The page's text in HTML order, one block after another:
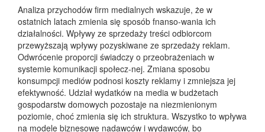
Analiza przychodów firm medialnych wskazuje, że w
ostatnich latach zmienia się sposób fnanso-wania ich
działalności. Wpływy ze sprzedaży treści odbiorcom
przewyższają wpływy pozyskiwane ze sprzedaży reklam.
Odwrócenie proporcji świadczy o przeobrażeniach w
systemie komunikacji społecz-nej. Zmiana sposobu
konsumpcji mediów podnosi koszty reklamy i zmniejsza jej
efektywność. Udział wydatków na media w budżetach
gospodarstw domowych pozostaje na niezmienionym
poziomie, choć zmienia się ich struktura. Wszystko to wpływa
na modele biznesowe nadawców i wydawców, bo